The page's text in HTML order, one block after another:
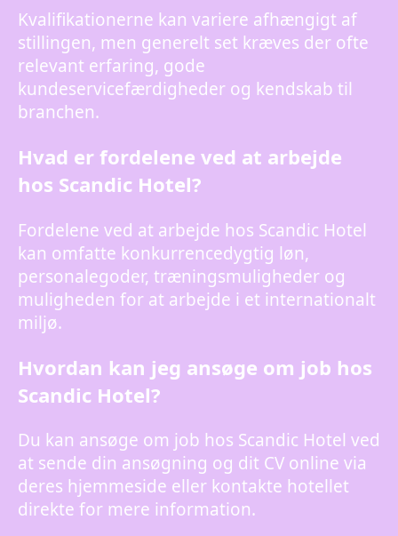
Kvalifikationerne kan variere afhængigt af
stillingen, men generelt set kræves der ofte
relevant erfaring, gode
kundeservicefærdigheder og kendskab til
branchen.
Hvad er fordelene ved at arbejde
hos Scandic Hotel?
Fordelene ved at arbejde hos Scandic Hotel
kan omfatte konkurrencedygtig løn,
personalegoder, træningsmuligheder og
muligheden for at arbejde i et internationalt
miljø.
Hvordan kan jeg ansøge om job hos
Scandic Hotel?
Du kan ansøge om job hos Scandic Hotel ved
at sende din ansøgning og dit CV online via
deres hjemmeside eller kontakte hotellet
direkte for mere information.